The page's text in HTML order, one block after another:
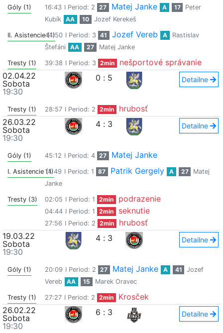
Góly (1) 16:43 I Period: 2 27 Matej Janke A 17
Peter
Kubík
AA 10 Jozef Kerekeš
II. Asistencie (1)
44:50 I Period: 3 41 Jozef Vereb A
Rastislav
Štefáni
AA 27 Matej Janke
Tresty (1) 39:38 I Period: 3 2min
nešportové správanie
02.04.22
Sobota
19:30
0 : 5 Detailne
Tresty (1) 28:57 I Period: 2 2min
hrubosť
26.03.22
Sobota
19:30
4 : 3 Detailne
Góly (1) 45:12 I Period: 4 27 Matej Janke
I. Asistencie (1)14:49 I Period: 1 87 Patrik Gergely A 27
Matej
Janke
Tresty (3) 02:05 I Period: 1 2min podrazenie
04:44 I Period: 1 2min seknutie
27:56 I Period: 2 2min
hrubosť
19.03.22
Sobota
19:30
4 : 3 Detailne
Góly (1) 20:09 I Period: 2 27 Matej Janke A 41
Jozef
Vereb
AA 15 Marek Oravec
Tresty (1) 27:27 I Period: 2 2min
Krosček
26.02.22
Sobota
19:30
6 : 3 Detailne